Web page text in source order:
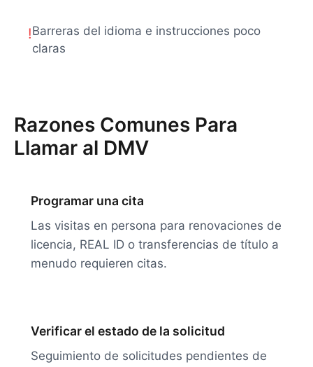
!Barreras del idioma e instrucciones poco
claras
Razones Comunes Para
Llamar al DMV
Programar una cita
Las visitas en persona para renovaciones de
licencia, REAL ID o transferencias de título a
menudo requieren citas.
Verificar el estado de la solicitud
Seguimiento de solicitudes pendientes de